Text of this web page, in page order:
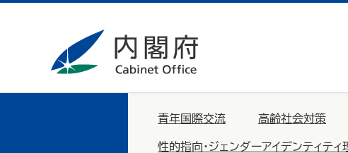
青年国際交流 高齢社会対策
性的指向・ジェンダーアイデンティティ